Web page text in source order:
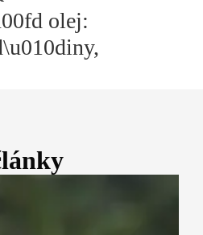
olej: